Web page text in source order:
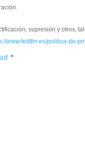
supresión y otros,
www.fedtfm.es/politica-de-
*